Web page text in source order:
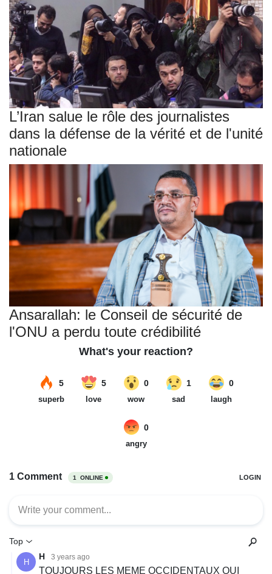
L’Iran salue le rôle des journalistes
dans la défense de la vérité et de l'unité
nationale
Ansarallah: le Conseil de sécurité de
l'ONU a perdu toute crédibilité